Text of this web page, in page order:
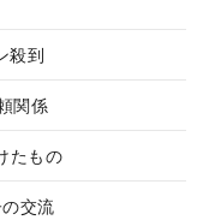
殺到
関係
たもの
交流